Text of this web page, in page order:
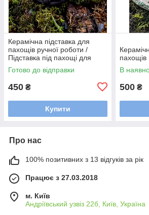
Керамічна підставка для
пахощів ручної роботи /
Підставка під пахощі для
аромапаличок
Готово до відправки
450 ₴
Купити
пахощів
В
500 ₴
Про нас
100% позитивних з 13 відгуків за рік
Працює з 27.03.2018
м. Київ
Андріївський узвіз 22б, Київ, Україна